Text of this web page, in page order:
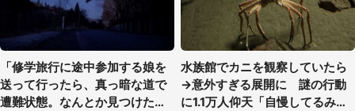
「修学旅行に途中参加する娘を
送って行ったら、真っ暗な道で
遭難状態。なんとか見つけた民
水族館でカニを観察していたら
→意外すぎる展開に 謎の行動
に1.1万人仰天「自慢してるみた